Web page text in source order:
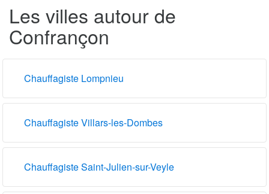
Les villes autour de
Confrançon
Chauffagiste Lompnieu
Chauffagiste Villars-les-Dombes
Chauffagiste Saint-Julien-sur-Veyle